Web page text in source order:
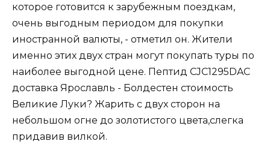
которое готовится к зарубежным поездкам,
очень выгодным периодом для покупки
иностранной валюты, - отметил он. Жители
именно этих двух стран могут покупать туры по
наиболее выгодной цене. Пептид CJC1295DAC
доставка Ярославль - Болдестен стоимость
Великие Луки? Жарить с двух сторон на
небольшом огне до золотистого цвета,слегка
придавив вилкой.